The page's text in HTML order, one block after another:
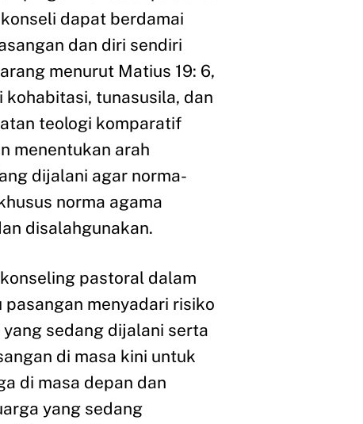
dapat berdamai
dan diri sendiri
menurut Matius 19: 6,
kohabitasi, tunasusila, dan
teologi komparatif
menentukan arah
dijalani agar norma-
norma agama
disalahgunakan.
pastoral dalam
menyadari risiko
sedang dijalani serta
di masa kini untuk
di masa depan dan
yang sedang